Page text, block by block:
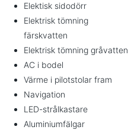
Elektisk sidodörr
Elektrisk tömning
färskvatten
Elektrisk tömning gråvatten
AC i bodel
Värme i pilotstolar fram
Navigation
LED-strålkastare
Aluminiumfälgar